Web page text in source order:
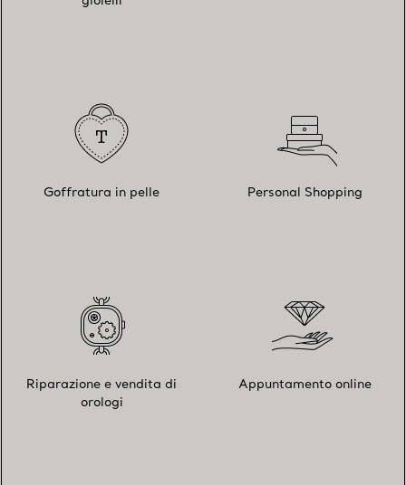
Goffratura in pelle Personal Shopping
Riparazione e vendita di
orologi
Appuntamento online